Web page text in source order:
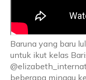
Baruna yang baru
untuk ikut kelas
beberapa minggu